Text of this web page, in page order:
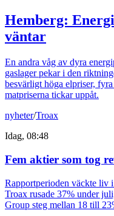
Hemberg:
väntar
En andra våg av dyra
gaslager pekar i den
besvärligt höga elpriser,
matpriserna tickar uppåt.
nyheter/Troax
Idag, 08:48
Fem aktier som tog
Rapportperioden väckte liv
Troax rusade 37% under
Group steg mellan 18 till